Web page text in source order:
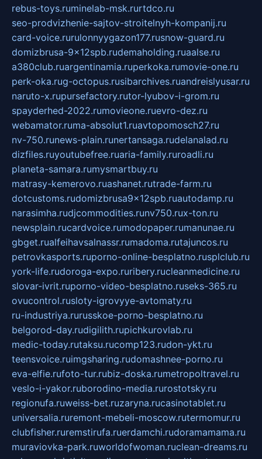
rebus-toys.ruminelab-msk.rurtdco.ru
seo-prodvizhenie-sajtov-stroitelnyh-kompanij.ru
card-voice.rurulonnyygazon177.rusnow-guard.ru
domizbrusa-9x12spb.rudemaholding.ruaalse.ru
a380club.ruargentinamia.ruperkoka.rumovie-one.ru
perk-oka.rug-octopus.rusibarchives.ruandreislyusar.ru
naruto-x.rupursefactory.rutor-lyubov-i-grom.ru
spayderhed-2022.rumovieone.ruevro-dez.ru
webamator.ruma-absolut1.ruavtopomosch27.ru
nv-750.runews-plain.runertansaga.rudelanalad.ru
dizfiles.ruyoutubefree.ruaria-family.ruroadli.ru
planeta-samara.rumysmartbuy.ru
matrasy-kemerovo.ruashanet.rutrade-farm.ru
dotcustoms.rudomizbrusa9x12spb.ruautodamp.ru
narasimha.rudjcommodities.runv750.rux-ton.ru
newsplain.rucardvoice.rumodopaper.rumanunae.ru
gbget.rualfeihavsalnassr.rumadoma.rutajuncos.ru
petrovkasports.ruporno-online-besplatno.rusplclub.ru
york-life.rudoroga-expo.ruribery.rucleanmedicine.ru
slovar-ivrit.ruporno-video-besplatno.ruseks-365.ru
ovucontrol.rusloty-igrovyye-avtomaty.ru
ru-industriya.rurusskoe-porno-besplatno.ru
belgorod-day.rudigilith.rupichkurovlab.ru
medic-today.rutaksu.rucomp123.rudon-ykt.ru
teensvoice.ruimgsharing.rudomashnee-porno.ru
eva-elfie.rufoto-tur.rubiz-doska.rumetropoltravel.ru
veslo-i-yakor.ruborodino-media.rurostotsky.ru
regionufa.ruweiss-bet.ruzaryna.rucasinotablet.ru
universalia.ruremont-mebeli-moscow.rutermomur.ru
clubfisher.ruremstirufa.ruerdamchi.rudoramamama.ru
muraviovka-park.ruworldofwoman.ruclean-dreams.ru